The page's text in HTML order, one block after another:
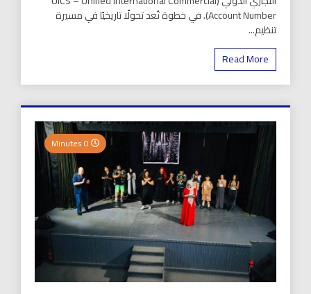
Account Number). في خطوة تُعد تحولًا تاريخيًا في مسيرة
تنظيم...
Read More